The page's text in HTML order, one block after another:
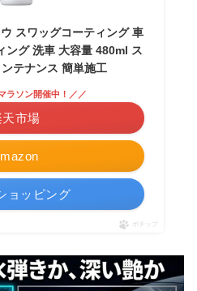
スワッグコーティング 車
ング 洗車 大容量 480ml ス
テナンス 簡単施工
ラソン開催中！／／
天市場
ョッピング
ポチップ